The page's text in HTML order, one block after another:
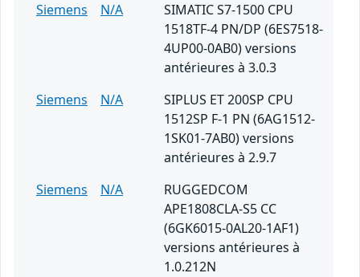
Siemens
N/A
SIMATIC S7-1500 CPU
1518TF-4 PN/DP (6ES7518-
4UP00-0AB0) versions
antérieures à 3.0.3
Siemens
N/A
SIPLUS ET 200SP CPU
1512SP F-1 PN (6AG1512-
1SK01-7AB0) versions
antérieures à 2.9.7
Siemens
N/A
RUGGEDCOM
APE1808CLA-S5 CC
(6GK6015-0AL20-1AF1)
versions antérieures à
1.0.212N